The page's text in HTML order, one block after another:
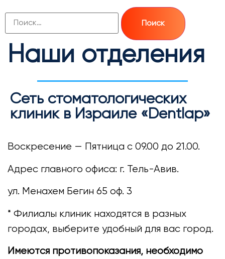
Наши отделения
Сеть стоматологических
клиник в Израиле «Dentlap»
Воскресение — Пятница с 09.00 до 21.00.
Адрес главного офиса: г. Тель-Авив.
ул. Менахем Бегин 65 оф. 3
* Филиалы клиник находятся в разных
городах, выберите удобный для вас город.
Имеются противопоказания, необходимо